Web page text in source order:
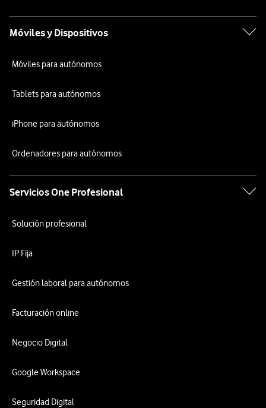
Móviles y Dispositivos
Móviles para autónomos
Tablets para autónomos
iPhone para autónomos
Ordenadores para autónomos
Servicios One Profesional
Solución profesional
IP Fija
Gestión laboral para autónomos
Facturación online
Negocio Digital
Google Workspace
Seguridad Digital